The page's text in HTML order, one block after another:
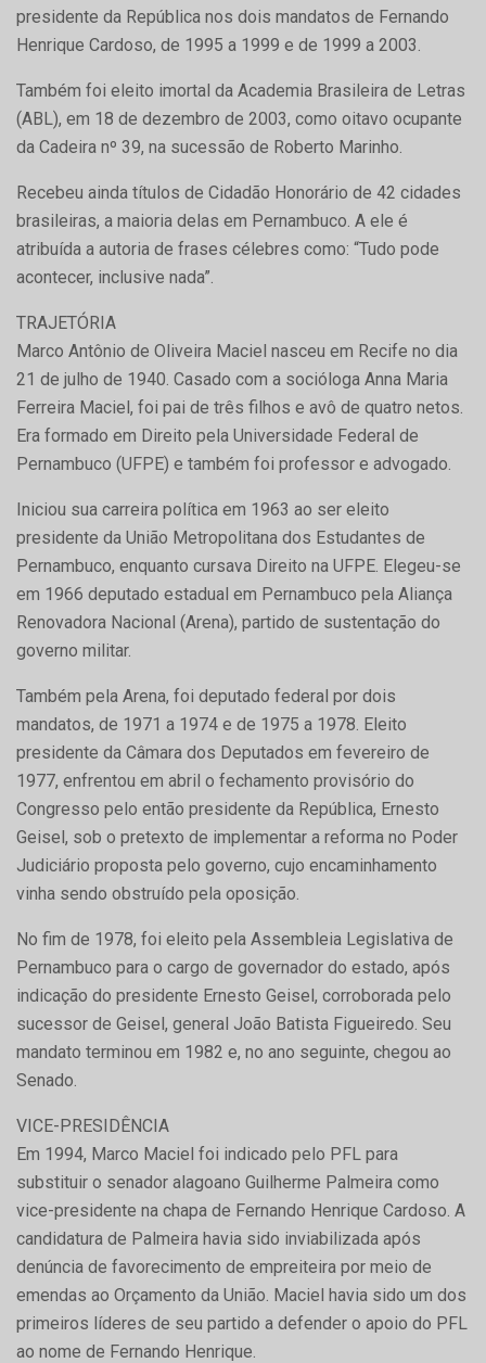
presidente da República nos dois mandatos de Fernando
Henrique Cardoso, de 1995 a 1999 e de 1999 a 2003.
Também foi eleito imortal da Academia Brasileira de Letras
(ABL), em 18 de dezembro de 2003, como oitavo ocupante
da Cadeira nº 39, na sucessão de Roberto Marinho.
Recebeu ainda títulos de Cidadão Honorário de 42 cidades
brasileiras, a maioria delas em Pernambuco. A ele é
atribuída a autoria de frases célebres como: “Tudo pode
acontecer, inclusive nada”.
TRAJETÓRIA
Marco Antônio de Oliveira Maciel nasceu em Recife no dia
21 de julho de 1940. Casado com a socióloga Anna Maria
Ferreira Maciel, foi pai de três filhos e avô de quatro netos.
Era formado em Direito pela Universidade Federal de
Pernambuco (UFPE) e também foi professor e advogado.
Iniciou sua carreira política em 1963 ao ser eleito
presidente da União Metropolitana dos Estudantes de
Pernambuco, enquanto cursava Direito na UFPE. Elegeu-se
em 1966 deputado estadual em Pernambuco pela Aliança
Renovadora Nacional (Arena), partido de sustentação do
governo militar.
Também pela Arena, foi deputado federal por dois
mandatos, de 1971 a 1974 e de 1975 a 1978. Eleito
presidente da Câmara dos Deputados em fevereiro de
1977, enfrentou em abril o fechamento provisório do
Congresso pelo então presidente da República, Ernesto
Geisel, sob o pretexto de implementar a reforma no Poder
Judiciário proposta pelo governo, cujo encaminhamento
vinha sendo obstruído pela oposição.
No fim de 1978, foi eleito pela Assembleia Legislativa de
Pernambuco para o cargo de governador do estado, após
indicação do presidente Ernesto Geisel, corroborada pelo
sucessor de Geisel, general João Batista Figueiredo. Seu
mandato terminou em 1982 e, no ano seguinte, chegou ao
Senado.
VICE-PRESIDÊNCIA
Em 1994, Marco Maciel foi indicado pelo PFL para
substituir o senador alagoano Guilherme Palmeira como
vice-presidente na chapa de Fernando Henrique Cardoso. A
candidatura de Palmeira havia sido inviabilizada após
denúncia de favorecimento de empreiteira por meio de
emendas ao Orçamento da União. Maciel havia sido um dos
primeiros líderes de seu partido a defender o apoio do PFL
ao nome de Fernando Henrique.